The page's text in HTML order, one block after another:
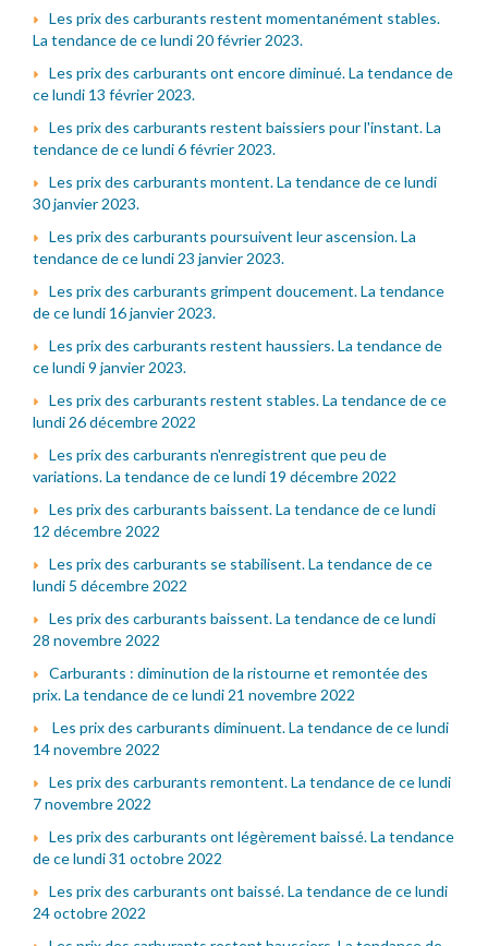
Les prix des carburants restent momentanément stables.
La tendance de ce lundi 20 février 2023.
Les prix des carburants ont encore diminué. La tendance de
ce lundi 13 février 2023.
Les prix des carburants restent baissiers pour l'instant. La
tendance de ce lundi 6 février 2023.
Les prix des carburants montent. La tendance de ce lundi
30 janvier 2023.
Les prix des carburants poursuivent leur ascension. La
tendance de ce lundi 23 janvier 2023.
Les prix des carburants grimpent doucement. La tendance
de ce lundi 16 janvier 2023.
Les prix des carburants restent haussiers. La tendance de
ce lundi 9 janvier 2023.
Les prix des carburants restent stables. La tendance de ce
lundi 26 décembre 2022
Les prix des carburants n'enregistrent que peu de
variations. La tendance de ce lundi 19 décembre 2022
Les prix des carburants baissent. La tendance de ce lundi
12 décembre 2022
Les prix des carburants se stabilisent. La tendance de ce
lundi 5 décembre 2022
Les prix des carburants baissent. La tendance de ce lundi
28 novembre 2022
Carburants : diminution de la ristourne et remontée des
prix. La tendance de ce lundi 21 novembre 2022
Les prix des carburants diminuent. La tendance de ce lundi
14 novembre 2022
Les prix des carburants remontent. La tendance de ce lundi
7 novembre 2022
Les prix des carburants ont légèrement baissé. La tendance
de ce lundi 31 octobre 2022
Les prix des carburants ont baissé. La tendance de ce lundi
24 octobre 2022